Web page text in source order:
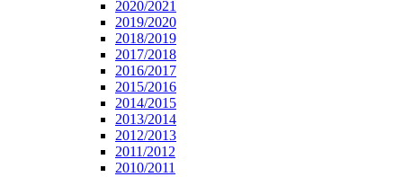
2020/2021
2019/2020
2018/2019
2017/2018
2016/2017
2015/2016
2014/2015
2013/2014
2012/2013
2011/2012
2010/2011